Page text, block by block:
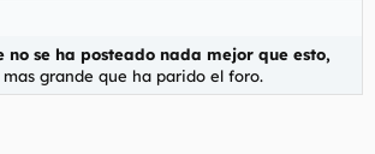
no se ha posteado nada mejor que esto,
grande que ha parido el foro.